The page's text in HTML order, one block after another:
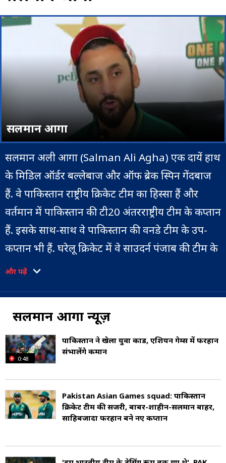
सलमान आगा
सलमान अली आगा (Salman Ali Agha) एक दायें हाथ
के मिडिल ऑर्डर बल्लेबाज और ऑफ ब्रेक स्पिन गेंदबाज
हैं. वे पाकिस्तान राष्ट्रीय क्रिकेट टीम का हिस्सा हैं और
वर्तमान में पाकिस्तान की टी20 अंतरराष्ट्रीय टीम के कप्तान
हैं. इसके साथ-साथ वे पाकिस्तान की वनडे टीम के उप-
कप्तान भी हैं. घरेलू क्रिकेट में वे साउदर्न पंजाब की टीम के
लिए खेलते हैं और पाकिस्तान सुपर लीग में इस्लामाबाद
उनका जन्म 23 नवंबर 1993 को लाहौर, पंजाब में एक
बिताया और अंग्रेजी, पंजाबी व उर्दू भाषाओं में दक्षता
हासिल की.
सलमान ने फरवरी 2013 में प्रथम श्रेणी क्रिकेट में डेब्यू
किया, इससे पहले वे कई वर्षों तक लाहौर के अपोलो
फेडरल एरियाज की टीम में पाकिस्तान कप के लिए चुना
और पढ़ें
सलमान आगा न्यूज़
0:48
पाकिस्तान ने खेला युवा कार्ड, एशियन गेम्स में फरहान
संभालेंगे कमान
Pakistan Asian Games squad: पाकिस्तान
क्रिकेट टीम की सर्जरी, बाबर-शाहीन-सलमान बाहर,
साह‍िबजादा फरहान बने नए कप्तान